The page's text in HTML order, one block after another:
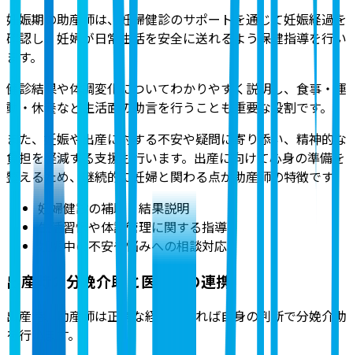
妊娠期の助産師は、妊婦健診のサポートを通じて妊娠経過を
確認し、妊婦が日常生活を安全に送れるよう保健指導を行い
ます。
健診結果や体調変化についてわかりやすく説明し、食事・運
動・休養など生活面の助言を行うことも重要な役割です。
また、妊娠や出産に対する不安や疑問に寄り添い、精神的な
負担を軽減する支援も行います。出産に向けて心身の準備を
整えるため、継続的に妊婦と関わる点が助産師の特徴です。
妊婦健診の補助・結果説明
生活習慣や体調管理に関する指導
妊娠中の不安や悩みへの相談対応
出産時の分娩介助と医師との連携
出産時、助産師は正常な経過であれば自身の判断で分娩介助
を行います。